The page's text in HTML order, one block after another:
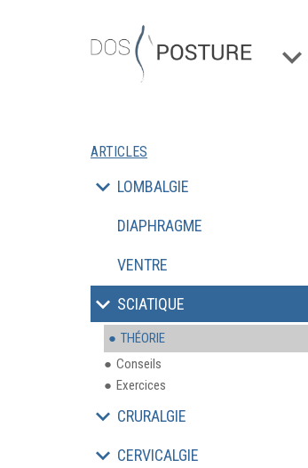
ARTICLES
LOMBALGIE
DIAPHRAGME
VENTRE
SCIATIQUE
THÉORIE
Conseils
Exercices
CRURALGIE
CERVICALGIE